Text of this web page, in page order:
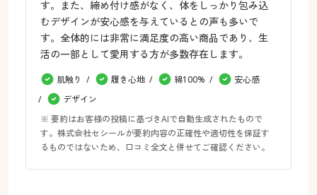
す。また、締め付け感がなく、体をしっかり包み込
むデザインが安心感を与えているとの声も多いで
す。全体的には非常に満足度の高い商品であり、生
活の一部として愛用する方が多数存在します。
肌触り 履き心地 綿100%
安心感
デザイン
※ 要約はお客様の投稿に基づきAIで自動生成されたもので
す。株式会社セシールが要約内容の正確性や適切性を保証す
るものではないため、口コミ全文と併せてご確認ください。